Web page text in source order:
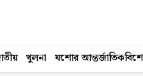
খুলনা যশোর আন্তর্জাতিক